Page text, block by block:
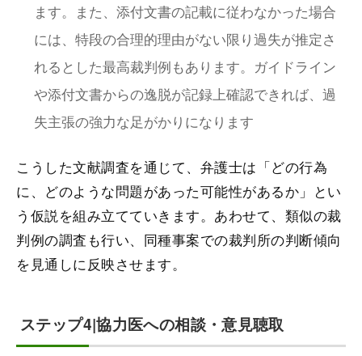
ます。また、添付文書の記載に従わなかった場合
には、特段の合理的理由がない限り過失が推定さ
れるとした最高裁判例もあります。ガイドライン
や添付文書からの逸脱が記録上確認できれば、過
失主張の強力な足がかりになります
こうした文献調査を通じて、弁護士は「どの行為
に、どのような問題があった可能性があるか」とい
う仮説を組み立てていきます。あわせて、類似の裁
判例の調査も行い、同種事案での裁判所の判断傾向
を見通しに反映させます。
ステップ4|協力医への相談・意見聴取